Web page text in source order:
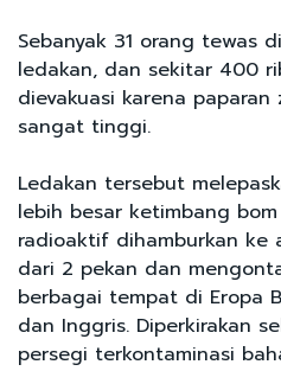
Sebanyak 31 orang tewas
ledakan, dan sekitar 400
dievakuasi karena
sangat tinggi.
Ledakan tersebut
lebih besar ketimbang
radioaktif dihamburkan ke
dari 2 pekan dan
berbagai tempat di Eropa
dan Inggris. Diperkirakan
persegi terkontaminasi